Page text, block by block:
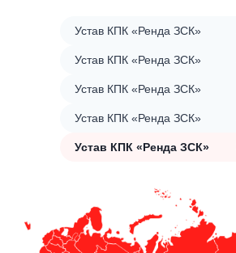
Устав КПК «Ренда ЗСК»
Устав КПК «Ренда ЗСК»
Устав КПК «Ренда ЗСК»
Устав КПК «Ренда ЗСК»
Устав КПК «Ренда ЗСК»
Телефон*
Выберите ваш город
Сургут
Лангепас